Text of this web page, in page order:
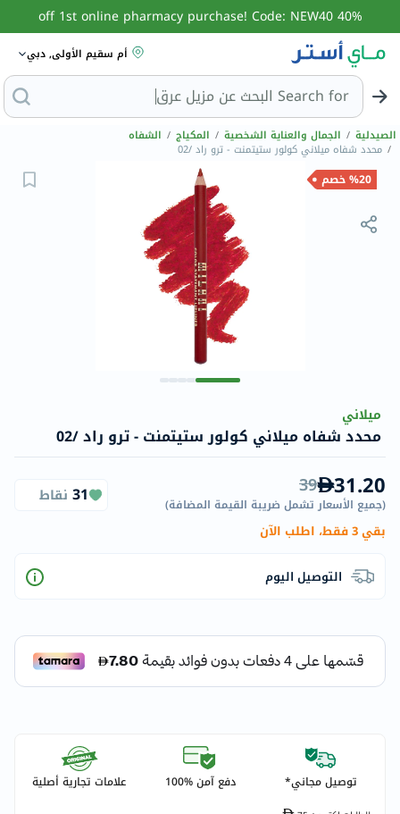
40% off 1st online pharmacy purchase! Code: NEW40
أم سقيم الأولى, دبي
Search for البحث عن مز
الصيدلية / الجمال والعناية الشخصية / المكياج / الشفاه
/ محدد شفاه ميلاني كولور ستيتمنت - ترو راد /02
%20 خصم
ميلاني
محدد شفاه ميلاني كولور ستيتمنت - ترو راد /02
31.20
39
(جميع الأسعار تشمل ضريبة القيمة المضافة)
31 نقاط
بقي 3 فقط، اطلب الآن
التوصيل اليوم
توصيل مجاني* دفع آمن %100 علامات تجارية أصلية